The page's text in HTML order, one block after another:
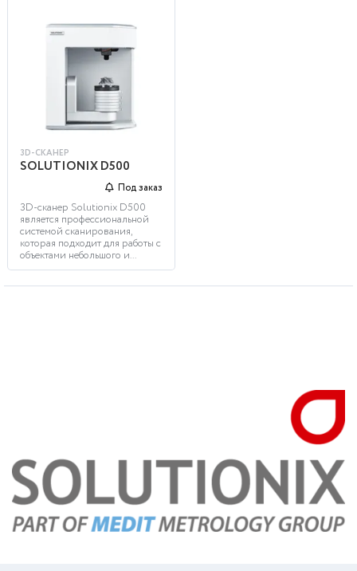
3D-СКАНЕР
SOLUTIONIX D500
Под заказ
3D-сканер Solutionix D500
является профессиональной
системой сканирования,
которая подходит для работы с
объектами небольшого и...